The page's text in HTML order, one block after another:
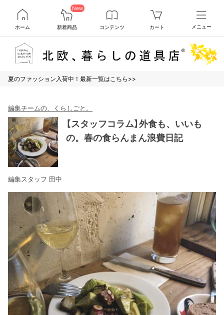
ホーム
New
新着商品 コンテンツ カート メニュー
夏のファッション入荷中！最新一覧はこちら>>
編集チームの、くらしごと。
【スタッフコラム】外食も、いいも
の。春の食らんまん浪費日記
編集スタッフ 田中